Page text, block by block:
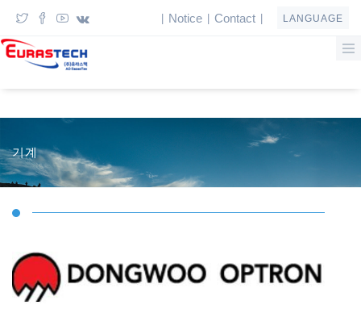
Notice Contact LANGUAGE
기계